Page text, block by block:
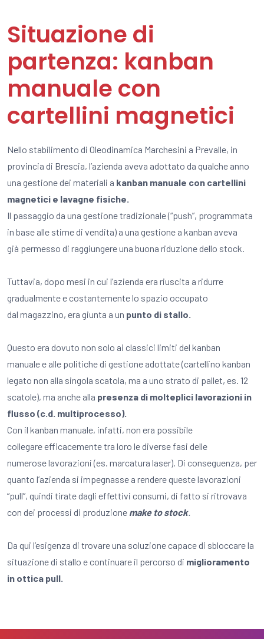
Situazione di
partenza: kanban
manuale con
cartellini magnetici
Nello stabilimento di Oleodinamica Marchesini a Prevalle, in
provincia di Brescia, l’azienda aveva adottato da qualche anno
una gestione dei materiali a kanban manuale con cartellini
magnetici e lavagne fisiche.
Il passaggio da una gestione tradizionale (“push”, programmata
in base alle stime di vendita) a una gestione a kanban aveva
già permesso di raggiungere una buona riduzione dello stock.
Tuttavia, dopo mesi in cui l’azienda era riuscita a ridurre
gradualmente e costantemente lo spazio occupato
dal magazzino, era giunta a un punto di stallo.
Questo era dovuto non solo ai classici limiti del kanban
manuale e alle politiche di gestione adottate (cartellino kanban
legato non alla singola scatola, ma a uno strato di pallet, es. 12
scatole), ma anche alla presenza di molteplici lavorazioni in
flusso (c.d. multiprocesso).
Con il kanban manuale, infatti, non era possibile
collegare efficacemente tra loro le diverse fasi delle
numerose lavorazioni (es. marcatura laser). Di conseguenza, per
quanto l’azienda si impegnasse a rendere queste lavorazioni
“pull”, quindi tirate dagli effettivi consumi, di fatto si ritrovava
con dei processi di produzione make to stock.
Da qui l’esigenza di trovare una soluzione capace di sbloccare la
situazione di stallo e continuare il percorso di miglioramento
in ottica pull.